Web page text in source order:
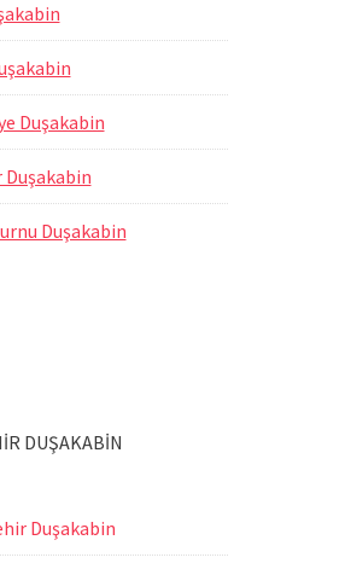
Duşakabin
Duşakabin
Duşakabin
DUŞAKABİN
Duşakabin